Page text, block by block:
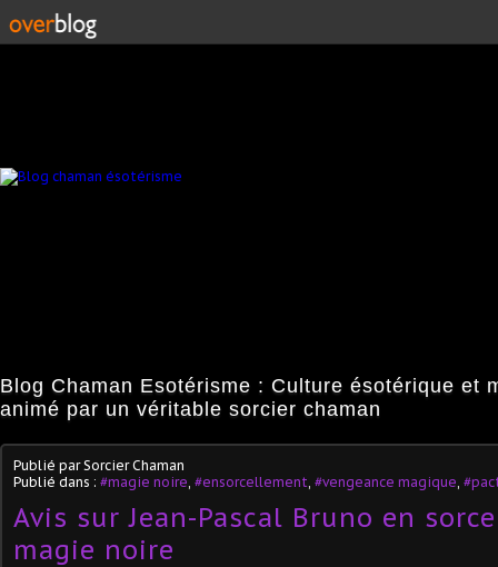
Blog Chaman Esotérisme : Culture ésotérique et
animé par un véritable sorcier chaman
Publié par Sorcier Chaman
Publié dans : #magie noire #ensorcellement #vengeance magique
Avis sur Jean-Pascal Bruno en
magie noire